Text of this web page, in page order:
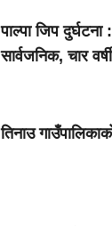
पाल्पा जिप
सार्वजनिक, चार
तिनाउ